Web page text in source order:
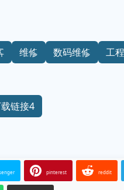
维修 数码维修 工
链接4
pinterest reddit